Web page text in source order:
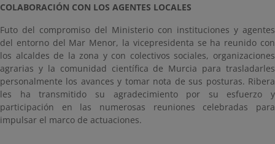
COLABORACIÓN CON LOS AGENTES LOCALES
Futo del compromiso del Ministerio con instituciones y agentes
del entorno del Mar Menor, la vicepresidenta se ha reunido con
los alcaldes de la zona y con colectivos sociales, organizaciones
agrarias y la comunidad científica de Murcia para trasladarles
personalmente los avances y tomar nota de sus posturas. Ribera
les ha transmitido su agradecimiento por su esfuerzo y
participación en las numerosas reuniones celebradas para
impulsar el marco de actuaciones.